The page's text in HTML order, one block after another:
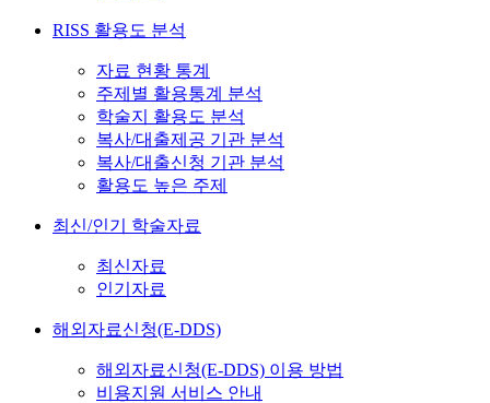
RISS 활용도 분석
자료 현황 통계
주제별 활용통계 분석
학술지 활용도 분석
복사/대출제공 기관 분석
복사/대출신청 기관 분석
활용도 높은 주제
최신/인기 학술자료
최신자료
인기자료
해외자료신청(E-DDS)
해외자료신청(E-DDS) 이용 방법
비용지원 서비스 안내